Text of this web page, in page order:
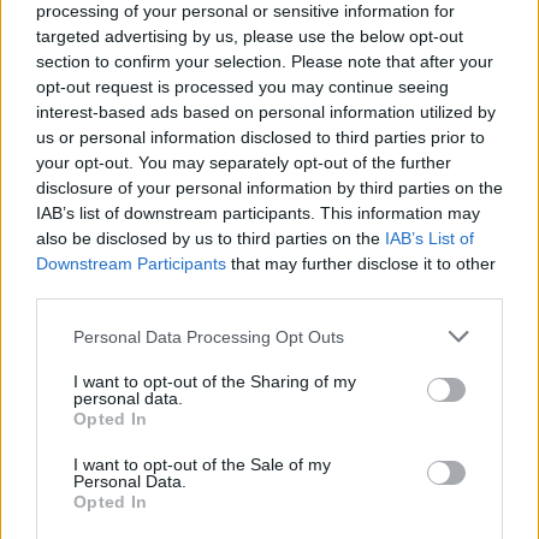
processing of your personal or sensitive information for
targeted advertising by us, please use the below opt-out
section to confirm your selection. Please note that after your
opt-out request is processed you may continue seeing
interest-based ads based on personal information utilized by
us or personal information disclosed to third parties prior to
your opt-out. You may separately opt-out of the further
disclosure of your personal information by third parties on the
IAB’s list of downstream participants. This information may
also be disclosed by us to third parties on the IAB’s List of
Downstream Participants that may further disclose it to other
Personal Data Processing Opt Outs
I want to opt-out of the Sharing of my
personal data.
Opted In
I want to opt-out of the Sale of my
Personal Data.
Opted In
průzkumném ponoru potápěč
8.8.2026 09:58 | HRANICE ( ČTK )
Diskuse: 1
V Hranické propasti, nejhlubší
zatopené jeskyni na světě,
zemřel potápěč. Tragická
událost se stala ve středu při
průzkumném ponoru,
informovala na sociálnísítiSpeleologická záchranná služba. Tělo
bylo vyzvednuto z hloubky 186 metrů. Na případ upozornilserver
Novinky.cz. Policie případ vyšetřuje pro trestný čin usmrcení z
nedbalosti, řekla ČTK policejní mluvčí Miluše Zajícová. Muž, hasič z
Kladna, se měl původně potopit do hloubky 40 metrů, zjistila ČTK.
Prodej hybridních vozů se do konce července zvýšil o
16 procent na 43 653 vozů
8.8.2026 01:18 (ČTK
pohonem od ledna do konce
července vzrostl o 16,3